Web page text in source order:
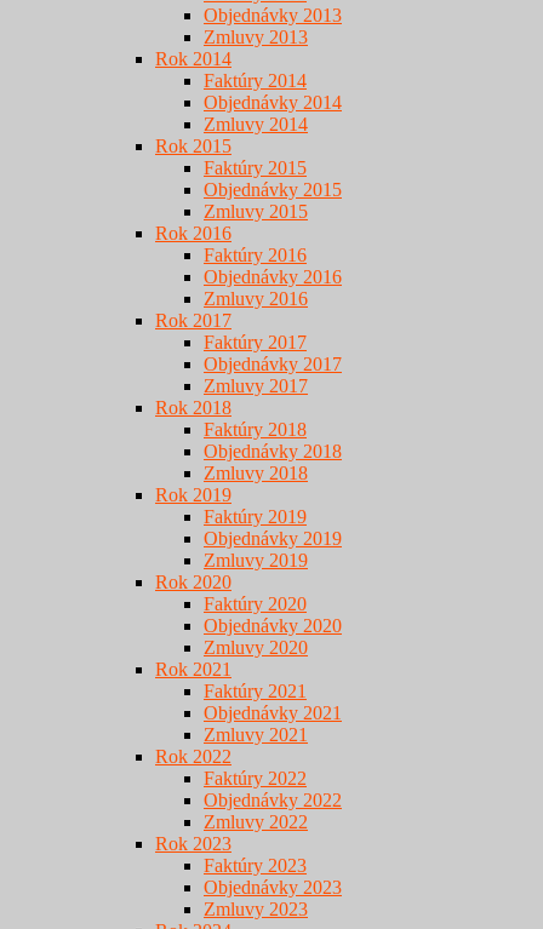
Objednávky 2013
Zmluvy 2013
Rok 2014
Faktúry 2014
Objednávky 2014
Zmluvy 2014
Rok 2015
Faktúry 2015
Objednávky 2015
Zmluvy 2015
Rok 2016
Faktúry 2016
Objednávky 2016
Zmluvy 2016
Rok 2017
Faktúry 2017
Objednávky 2017
Zmluvy 2017
Rok 2018
Faktúry 2018
Objednávky 2018
Zmluvy 2018
Rok 2019
Faktúry 2019
Objednávky 2019
Zmluvy 2019
Rok 2020
Faktúry 2020
Objednávky 2020
Zmluvy 2020
Rok 2021
Faktúry 2021
Objednávky 2021
Zmluvy 2021
Rok 2022
Faktúry 2022
Objednávky 2022
Zmluvy 2022
Rok 2023
Faktúry 2023
Objednávky 2023
Zmluvy 2023